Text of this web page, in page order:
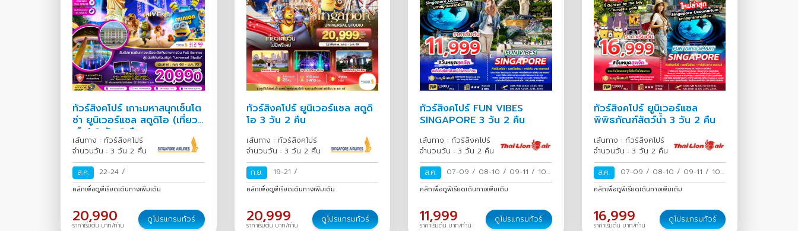
ทัวร์สิงคโปร์ เกาะมหาสนุกเซ็นโต
ซ่า ยูนิเวอร์แซล สตูดิโอ (เที่ยว
เต็ม) 3 วัน 2 คืน
เส้นทาง : ทัวร์สิงคโปร์
จำนวนวัน : 3 วัน 2 คืน
ส.ค.
22-24 /
คลิกเพื่อดูพีเรียดเดินทางเพิ่มเติม
20,990
ราคาเริ่มต้น บาท/ท่าน
ดูโปรแกรมทัวร์
ทัวร์สิงคโปร์ ยูนิเวอร์แซล สตูดิ
โอ 3 วัน 2 คืน
เส้นทาง : ทัวร์สิงคโปร์
จำนวนวัน : 3 วัน 2 คืน
ก.ย.
19-21 /
คลิกเพื่อดูพีเรียดเดินทางเพิ่มเติม
20,999
ราคาเริ่มต้น บาท/ท่าน
ดูโปรแกรมทัวร์
ทัวร์สิงคโปร์ FUN VIBES
SINGAPORE 3 วัน 2 คืน
เส้นทาง : ทัวร์สิงคโปร์
จำนวนวัน : 3 วัน 2 คืน
ส.ค.
07-09 / 08-10 / 09-11 / 10-
12/11-13/12-14/13-15/
/18-20 19-21/20-22/21-
23/22-24/23-25/24-26/
คลิกเพื่อดูพีเรียดเดินทางเพิ่มเติม
11,999
ราคาเริ่มต้น บาท/ท่าน
ดูโปรแกรมทัวร์
ทัวร์สิงคโปร์ ยูนิเวอร์แซล
พิพิธภัณฑ์สัตว์น้ำ 3 วัน 2 คืน
เส้นทาง : ทัวร์สิงคโปร์
จำนวนวัน : 3 วัน 2 คืน
ส.ค.
07-09 / 08-10 / 09-11 / 10-
12/11-13/12-14/13-15/
/ 18-20 19-21/20-22/21-
23/22-24/23-25/24-26/
คลิกเพื่อดูพีเรียดเดินทางเพิ่มเติม
16,999
ราคาเริ่มต้น บาท/ท่าน
ดูโปรแกรมทัวร์